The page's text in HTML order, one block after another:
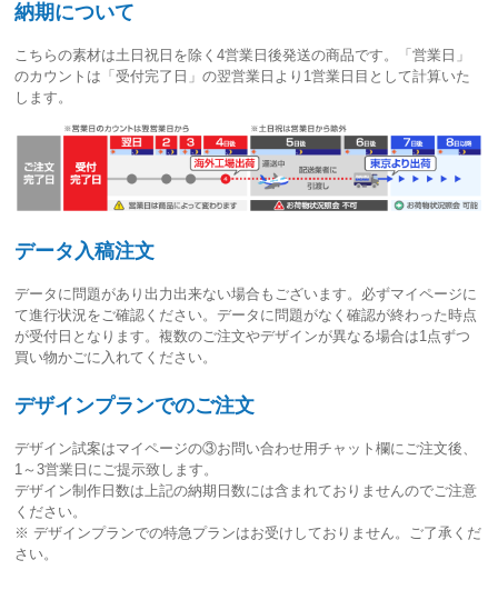
納期について
こちらの素材は土日祝日を除く4営業日後発送の商品です。「営業日」
のカウントは「受付完了日」の翌営業日より1営業日目として計算いた
します。
データ入稿注文
データに問題があり出力出来ない場合もございます。必ずマイページに
て進行状況をご確認ください。データに問題がなく確認が終わった時点
が受付日 となります。複数のご注文やデザインが異なる場合は1点ずつ
買い物かごに入れてください。
デザインプランでのご注文
デザイン試案はマイページの③お問い合わせ用チャット欄にご注文後、
1～3営業日 にご提示致します。
デザイン制作日数は上記の納期日数には含まれておりませんのでご注意
ください。
※ デザインプランでの特急プランはお受けしておりません。ご了承くだ
さい。